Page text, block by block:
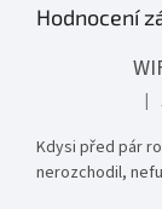
Hodnocení
|
Kdysi před pár
nerozchodil,